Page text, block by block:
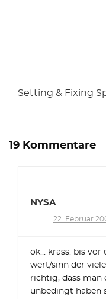
Setting & Fixing
19 Kommentare
NYSA
22. Februar
ok… krass. bis vor
wert/sinn der
richtig, dass man
unbedingt haben